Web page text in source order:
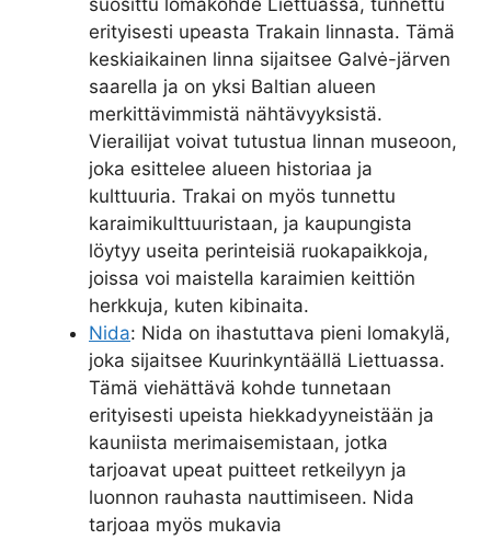
suosittu lomakohde Liettuassa, tunnettu
erityisesti upeasta Trakain linnasta. Tämä
keskiaikainen linna sijaitsee Galvė-järven
saarella ja on yksi Baltian alueen
merkittävimmistä nähtävyyksistä.
Vierailijat voivat tutustua linnan museoon,
joka esittelee alueen historiaa ja
kulttuuria. Trakai on myös tunnettu
karaimikulttuuristaan, ja kaupungista
löytyy useita perinteisiä ruokapaikkoja,
joissa voi maistella karaimien keittiön
herkkuja, kuten kibinaita.
Nida: Nida on ihastuttava pieni lomakylä,
joka sijaitsee Kuurinkyntäällä Liettuassa.
Tämä viehättävä kohde tunnetaan
erityisesti upeista hiekkadyyneistään ja
kauniista merimaisemistaan, jotka
tarjoavat upeat puitteet retkeilyyn ja
luonnon rauhasta nauttimiseen. Nida
tarjoaa myös mukavia